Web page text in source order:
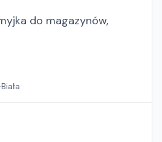
do magazynów,